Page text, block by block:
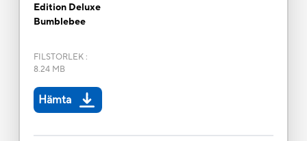
Edition Deluxe
Bumblebee
FILSTORLEK:
8.24 MB
Hämta